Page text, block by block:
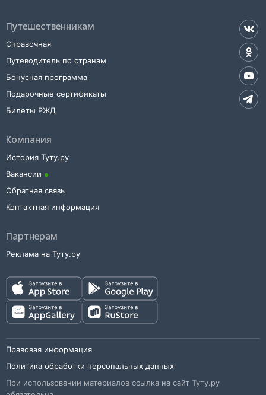
Путешественникам
Справочная
Путеводитель по странам
Бонусная программа
Подарочные сертификаты
Билеты РЖД
Компания
История Туту.ру
Вакансии
Обратная связь
Контактная информация
Партнерам
Реклама на Туту.ру
Правовая информация
Политика обработки персональных данных
При использовании материалов ссылка на сайт Туту.ру